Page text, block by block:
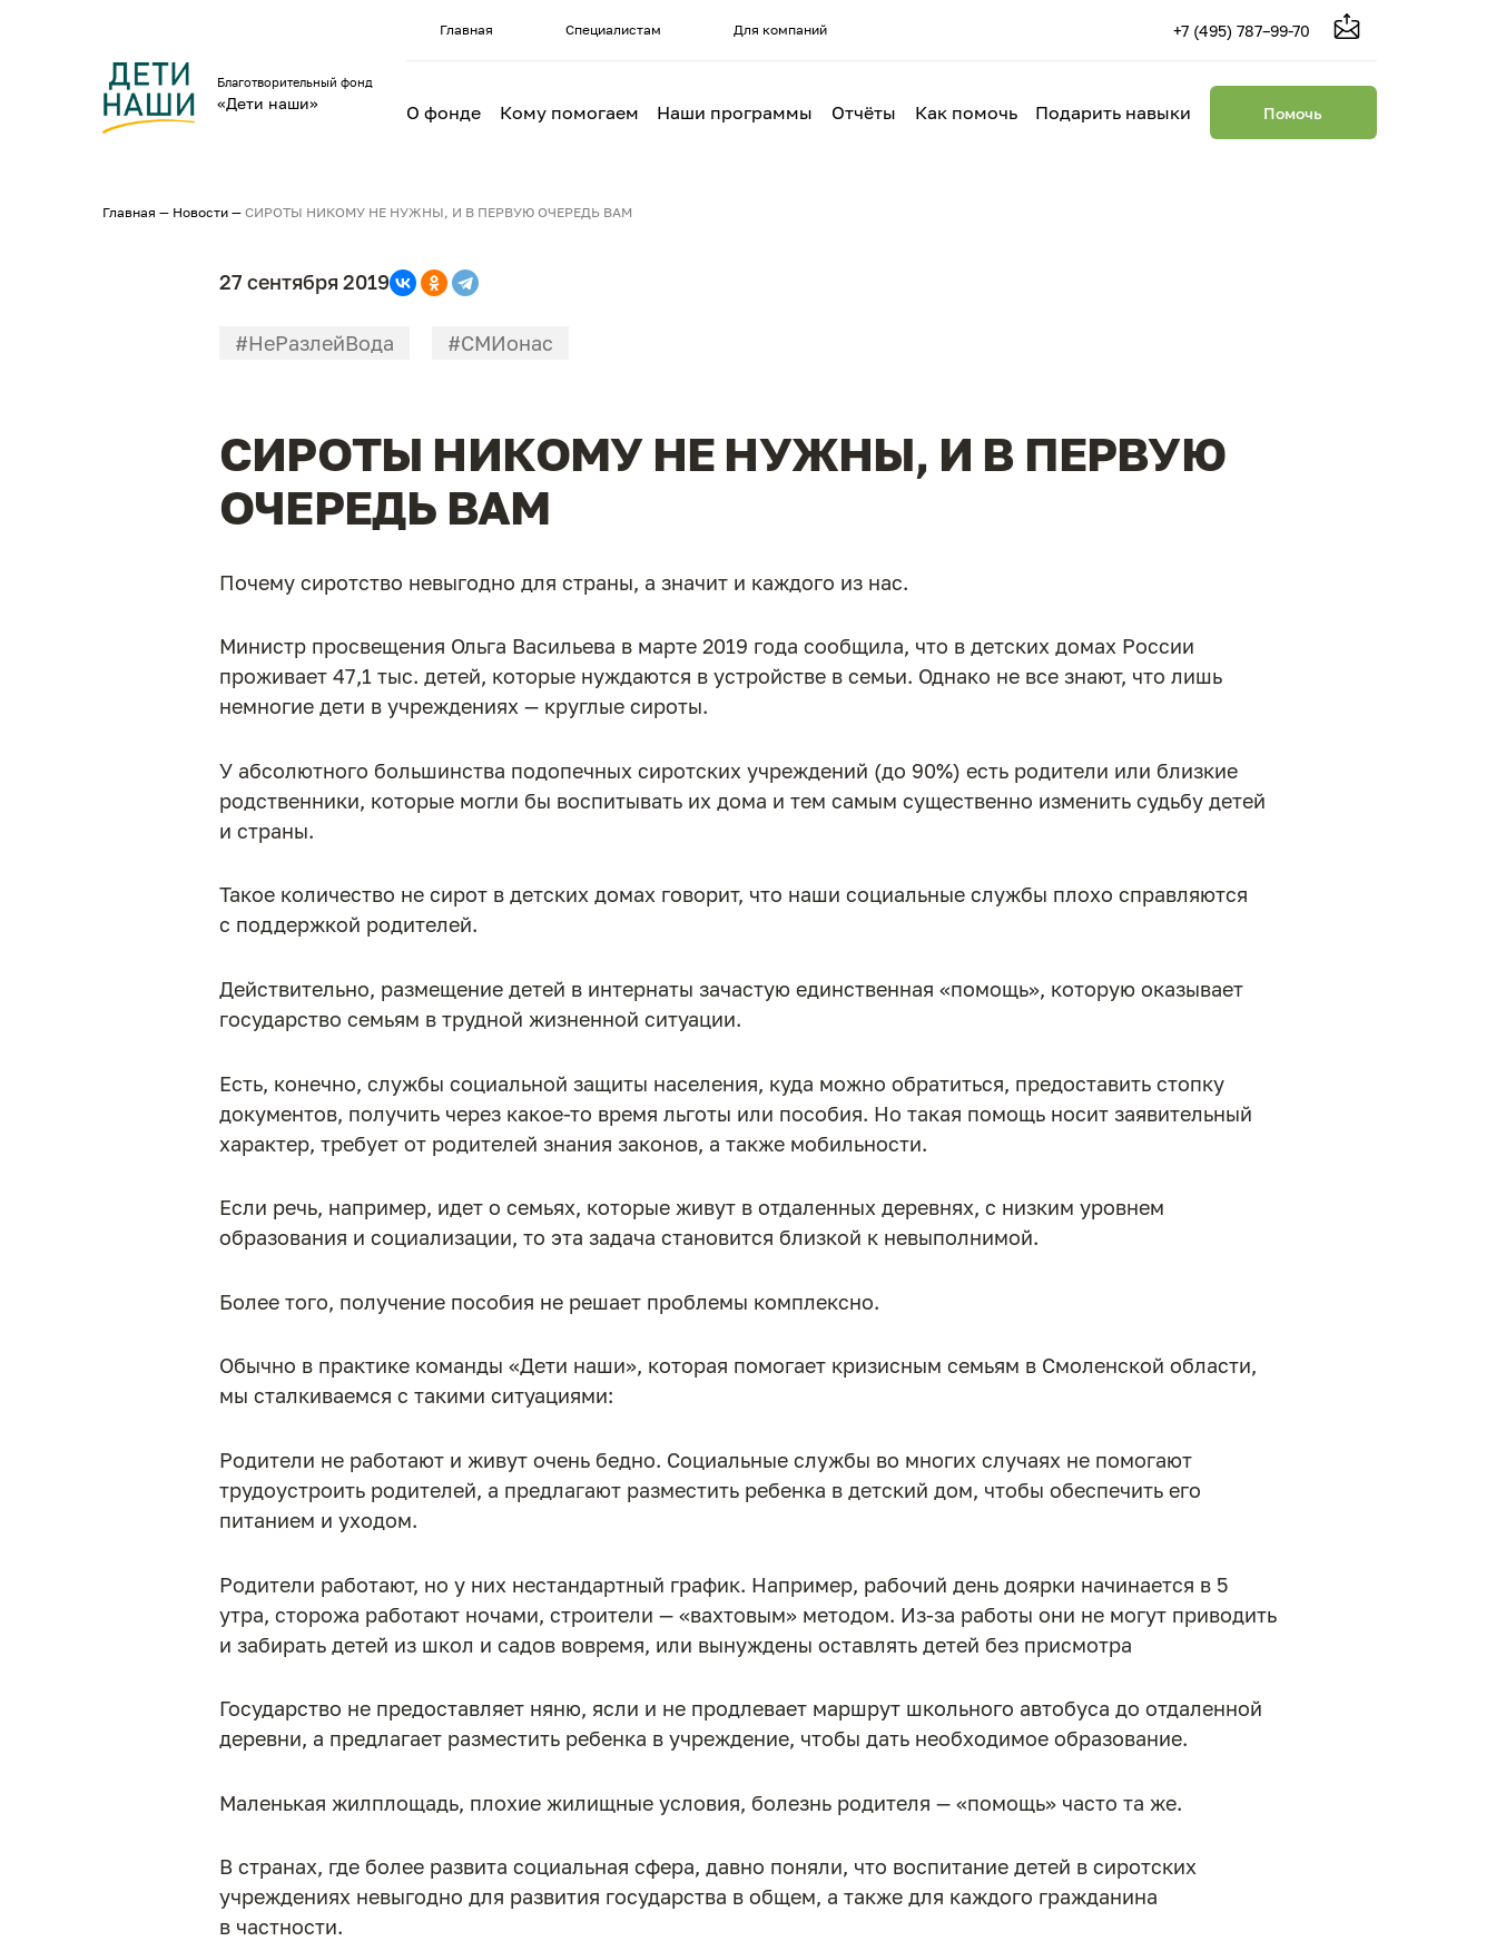
Благотворительный фонд
«Дети наши»
Главная Специалистам Для компаний +7 (495) 787–99-70
О фонде Кому помогаем Наши программы Отчёты Как помочь Подарить навыки Помочь
Главная — Новости — СИРОТЫ НИКОМУ НЕ НУЖНЫ, И В ПЕРВУЮ ОЧЕРЕДЬ ВАМ
27 сентября 2019
#НеРазлейВода #СМИонас
СИРОТЫ НИКОМУ НЕ НУЖНЫ, И В ПЕРВУЮ
ОЧЕРЕДЬ ВАМ
Почему сиротство невыгодно для страны, а значит и каждого из нас.
Министр просвещения Ольга Васильева в марте 2019 года сообщила, что в детских домах России
проживает 47,1 тыс. детей, которые нуждаются в устройстве в семьи. Однако не все знают, что лишь
немногие дети в учреждениях — круглые сироты.
У абсолютного большинства подопечных сиротских учреждений (до 90%) есть родители или близкие
родственники, которые могли бы воспитывать их дома и тем самым существенно изменить судьбу детей
и страны.
Такое количество не сирот в детских домах говорит, что наши социальные службы плохо справляются
с поддержкой родителей.
Действительно, размещение детей в интернаты зачастую единственная «помощь», которую оказывает
государство семьям в трудной жизненной ситуации.
Есть, конечно, службы социальной защиты населения, куда можно обратиться, предоставить стопку
документов, получить через какое-то время льготы или пособия. Но такая помощь носит заявительный
характер, требует от родителей знания законов, а также мобильности.
Если речь, например, идет о семьях, которые живут в отдаленных деревнях, с низким уровнем
образования и социализации, то эта задача становится близкой к невыполнимой.
Более того, получение пособия не решает проблемы комплексно.
Обычно в практике команды «Дети наши», которая помогает кризисным семьям в Смоленской области,
мы сталкиваемся с такими ситуациями:
Родители не работают и живут очень бедно. Социальные службы во многих случаях не помогают
трудоустроить родителей, а предлагают разместить ребенка в детский дом, чтобы обеспечить его
питанием и уходом.
Родители работают, но у них нестандартный график. Например, рабочий день доярки начинается в 5
утра, сторожа работают ночами, строители — «вахтовым» методом. Из-за работы они не могут приводить
и забирать детей из школ и садов вовремя, или вынуждены оставлять детей без присмотра
Государство не предоставляет няню, ясли и не продлевает маршрут школьного автобуса до отдаленной
деревни, а предлагает разместить ребенка в учреждение, чтобы дать необходимое образование.
Маленькая жилплощадь, плохие жилищные условия, болезнь родителя — «помощь» часто та же.
В странах, где более развита социальная сфера, давно поняли, что воспитание детей в сиротских
учреждениях невыгодно для развития государства в общем, а также для каждого гражданина
в частности.